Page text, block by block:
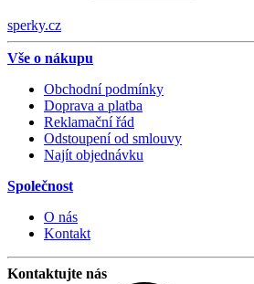
sperky.cz
Vše o nákupu
Obchodní podmínky
Doprava a platba
Reklamační řád
Odstoupení od smlouvy
Najít objednávku
Společnost
O nás
Kontakt
Kontaktujte nás